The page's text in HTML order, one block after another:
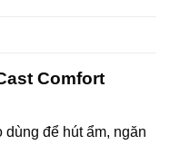
Comfort
dùng để hút ẩm, ngăn